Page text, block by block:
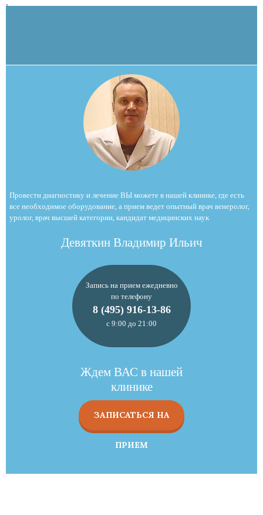
Провести диагностику и лечение ВЫ можете в нашей клинике, где есть
все необходимое оборудование, а прием ведет опытный врач венеролог,
уролог, врач высшей категории, кандидат медицинских наук
Девяткин Владимир Ильич
Запись на прием ежедневно
по телефону
8 (495) 916-13-86
с 9:00 до 21:00
Ждем ВАС в нашей
клинике
ЗАПИСАТЬСЯ НА
ПРИЕМ